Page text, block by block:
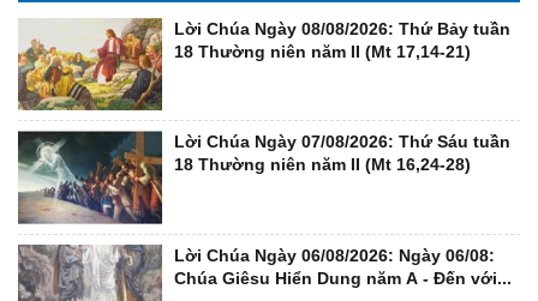
Lời Chúa Ngày 08/08/2026: Thứ Bảy tuần
18 Thường niên năm II (Mt 17,14-21)
Lời Chúa Ngày 07/08/2026: Thứ Sáu tuần
18 Thường niên năm II (Mt 16,24-28)
Lời Chúa Ngày 06/08/2026: Ngày 06/08:
Chúa Giêsu Hiển Dung năm A - Đến với...